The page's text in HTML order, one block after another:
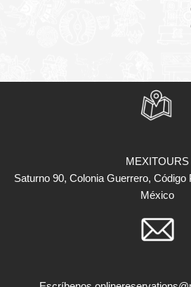
MEXITOURS
Saturno 90, Colonia Guerrero, Código
México